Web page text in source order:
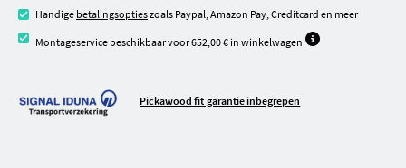
Handige betalingsoptieszoals Paypal, Amazon Pay, Creditcard en meer
Montageservice beschikbaar voor 652,00 € in winkelwagen
Pickawood fit garantie inbegrepen